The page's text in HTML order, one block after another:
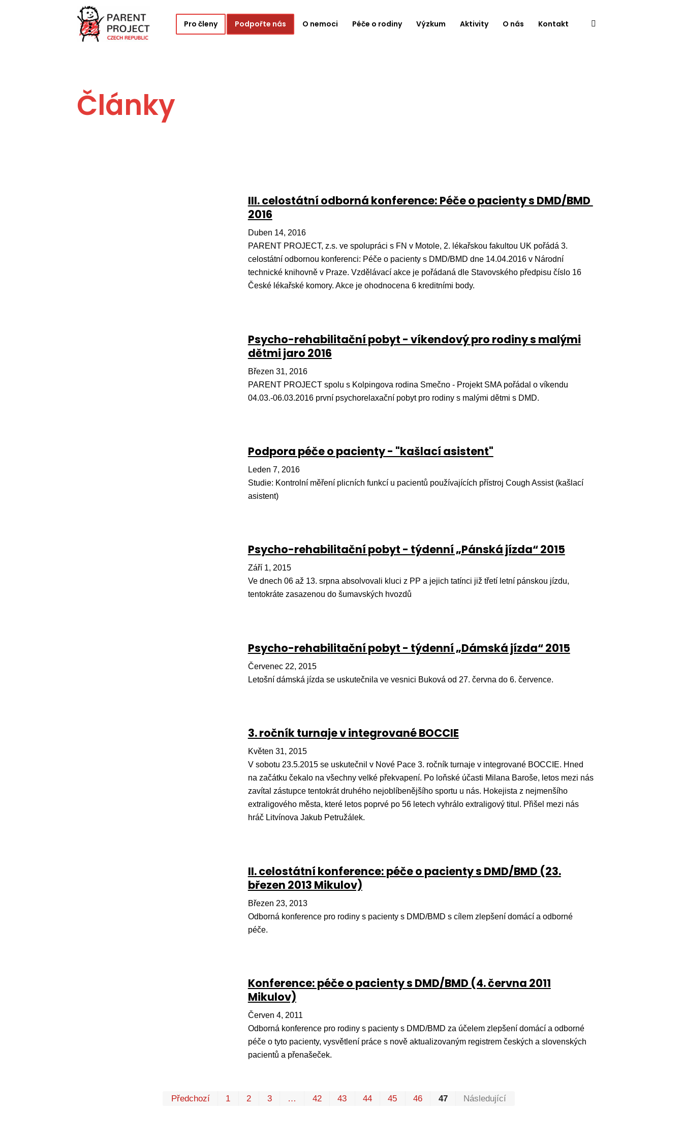
Pro členy Podpořte nás O nemoci Péče o rodiny Výzkum Aktivity O nás Kontakt
Články
III. celostátní odborná konference: Péče o pacienty s DMD/BMD
2016
Duben 14, 2016
PARENT PROJECT, z.s. ve spolupráci s FN v Motole, 2. lékařskou fakultou UK pořádá 3.
celostátní odbornou konferenci: Péče o pacienty s DMD/BMD dne 14.04.2016 v Národní
technické knihovně v Praze. Vzdělávací akce je pořádaná dle Stavovského předpisu číslo 16
České lékařské komory. Akce je ohodnocena 6 kreditními body.
Psycho-rehabilitační pobyt - víkendový pro rodiny s malými
dětmi jaro 2016
Březen 31, 2016
PARENT PROJECT spolu s Kolpingova rodina Smečno - Projekt SMA pořádal o víkendu
04.03.-06.03.2016 první psychorelaxační pobyt pro rodiny s malými dětmi s DMD.
Podpora péče o pacienty - "kašlací asistent"
Leden 7, 2016
Studie: Kontrolní měření plicních funkcí u pacientů používajících přístroj Cough Assist (kašlací
asistent)
Psycho-rehabilitační pobyt - týdenní „Pánská jízda“ 2015
Září 1, 2015
Ve dnech 06 až 13. srpna absolvovali kluci z PP a jejich tatínci již třetí letní pánskou jízdu,
tentokráte zasazenou do šumavských hvozdů
Psycho-rehabilitační pobyt - týdenní „Dámská jízda“ 2015
Červenec 22, 2015
Letošní dámská jízda se uskutečnila ve vesnici Buková od 27. června do 6. července.
3. ročník turnaje v integrované BOCCIE
Květen 31, 2015
V sobotu 23.5.2015 se uskutečnil v Nové Pace 3. ročník turnaje v integrované BOCCIE. Hned
na začátku čekalo na všechny velké překvapení. Po loňské účasti Milana Baroše, letos mezi nás
zavítal zástupce tentokrát druhého nejoblíbenějšího sportu u nás. Hokejista z nejmenšího
extraligového města, které letos poprvé po 56 letech vyhrálo extraligový titul. Přišel mezi nás
hráč Litvínova Jakub Petružálek.
II. celostátní konference: péče o pacienty s DMD/BMD (23.
březen 2013 Mikulov)
Březen 23, 2013
Odborná konference pro rodiny s pacienty s DMD/BMD s cílem zlepšení domácí a odborné
péče.
Konference: péče o pacienty s DMD/BMD (4. června 2011
Mikulov)
Červen 4, 2011
Odborná konference pro rodiny s pacienty s DMD/BMD za účelem zlepšení domácí a odborné
péče o tyto pacienty, vysvětlení práce s nově aktualizovaným registrem českých a slovenských
pacientů a přenašeček.
Předchozí 1 2 3 … 42 43 44 45 46 47 Následující